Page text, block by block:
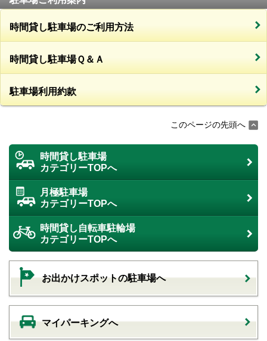
時間貸し駐車場のご利用方法
時間貸し駐車場Ｑ＆Ａ
駐車場利用約款
このページの先頭へ
時間貸し駐車場
カテゴリーTOPへ
月極駐車場
カテゴリーTOPへ
時間貸し自転車駐輪場
カテゴリーTOPへ
お出かけスポットの駐車場へ
マイパーキングへ